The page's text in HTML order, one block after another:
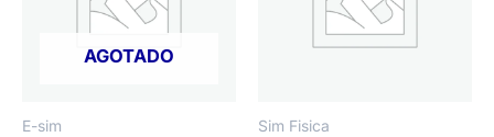
AGOTADO
E-sim Sim Fisica